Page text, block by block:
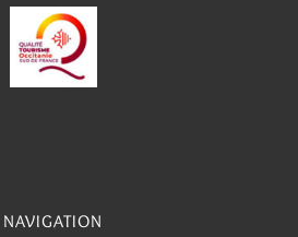
NAVIGATION